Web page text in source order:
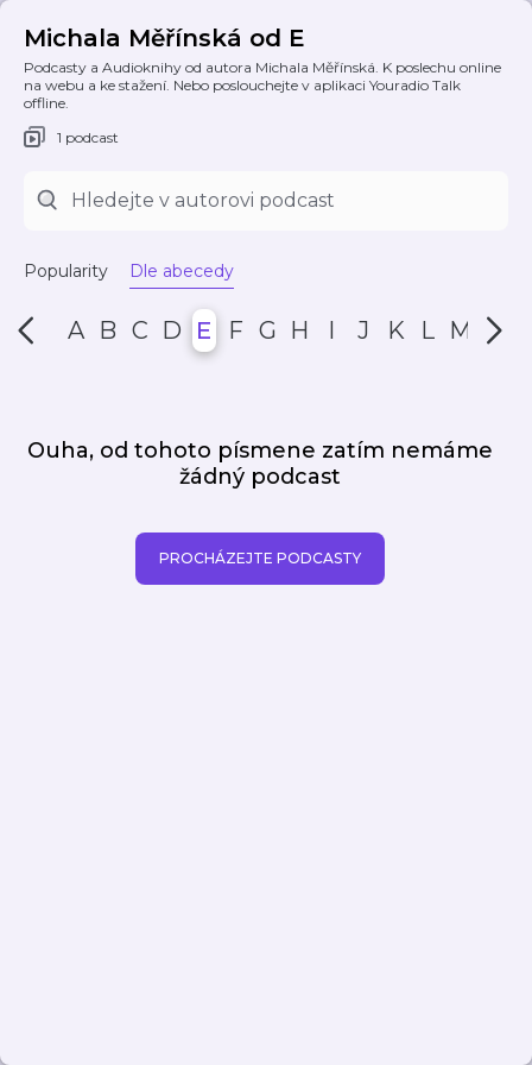
Michala Měřínská od E
Podcasty a Audioknihy od autora Michala Měřínská. K poslechu online
na webu a ke stažení. Nebo poslouchejte v aplikaci Youradio Talk
offline.
1 podcast
Popularity Dle abecedy
A B C D E F G H I J K L M N
Ouha, od tohoto písmene zatím nemáme
žádný podcast
PROCHÁZEJTE PODCASTY